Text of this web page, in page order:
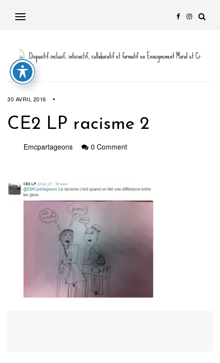
30 AVRIL 2016
CE2 LP racisme 2
Emcpartageons 0 Comment